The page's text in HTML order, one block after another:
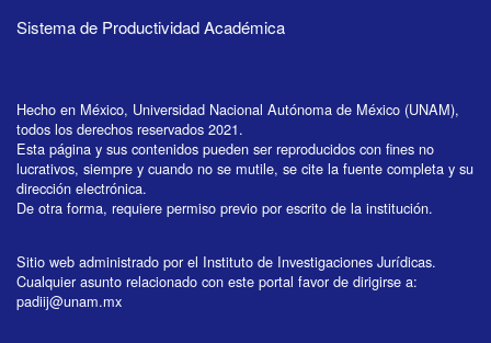
Sistema de Productividad Académica
Hecho en México, Universidad Nacional Autónoma de México (UNAM),
todos los derechos reservados 2021.
Esta página y sus contenidos pueden ser reproducidos con fines no
lucrativos, siempre y cuando no se mutile, se cite la fuente completa y su
dirección electrónica.
De otra forma, requiere permiso previo por escrito de la institución.
Sitio web administrado por el Instituto de Investigaciones Jurídicas.
Cualquier asunto relacionado con este portal favor de dirigirse a:
padiij@unam.mx